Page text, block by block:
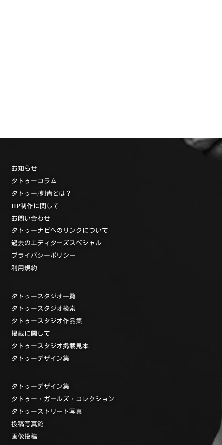
お知らせ
タトゥーコラム
タトゥー/刺青とは？
HP制作に関して
お問い合わせ
タトゥーナビへのリンクについて
過去のエディターズスペシャル
プライバシーポリシー
利用規約
タトゥースタジオ一覧
タトゥースタジオ検索
タトゥースタジオ作品集
掲載に関して
タトゥースタジオ掲載見本
タトゥーデザイン集
タトゥーデザイン集
タトゥー・ガールズ・コレクション
タトゥーストリート写真
投稿写真館
画像投稿